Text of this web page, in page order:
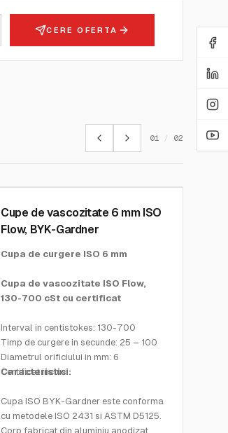
CERE OFERTA
01 / 02
Cupe de vascozitate 6 mm ISO
Flow, BYK-Gardner
Cupa de curgere ISO 6 mm
Cupa de vascozitate ISO Flow,
130-700 cSt cu certificat
Interval in centistokes: 130-700
Timp de curgere in secunde: 25 – 100
Diametrul orificiului in mm: 6
Certificat inclus
Caracteristici:
Cupa ISO BYK-Gardner este conforma
cu metodele ISO 2431 si ASTM D5125.
Corp fabricat din aluminiu anodizat